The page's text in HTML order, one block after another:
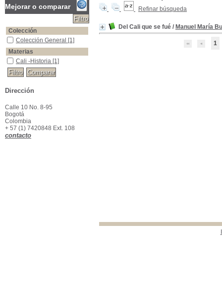
Refinar búsqueda
Del Cali que se fué / Manuel María
1
Mejorar o comparar
Colección
Colección General
Colección General [1]
Materias
Cali -Historia
Cali -Historia [1]
Dirección
Calle 10 No. 8-95
Bogotá
Colombia
+ 57 (1) 7420848 Ext. 108
contacto